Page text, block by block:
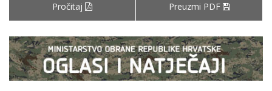
Pročitaj Preuzmi PDF